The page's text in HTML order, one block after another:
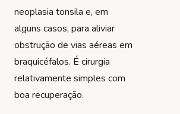
neoplasia tonsila e, em
alguns casos, para aliviar
obstrução de vias aéreas em
braquicéfalos. É cirurgia
relativamente simples com
boa recuperação.